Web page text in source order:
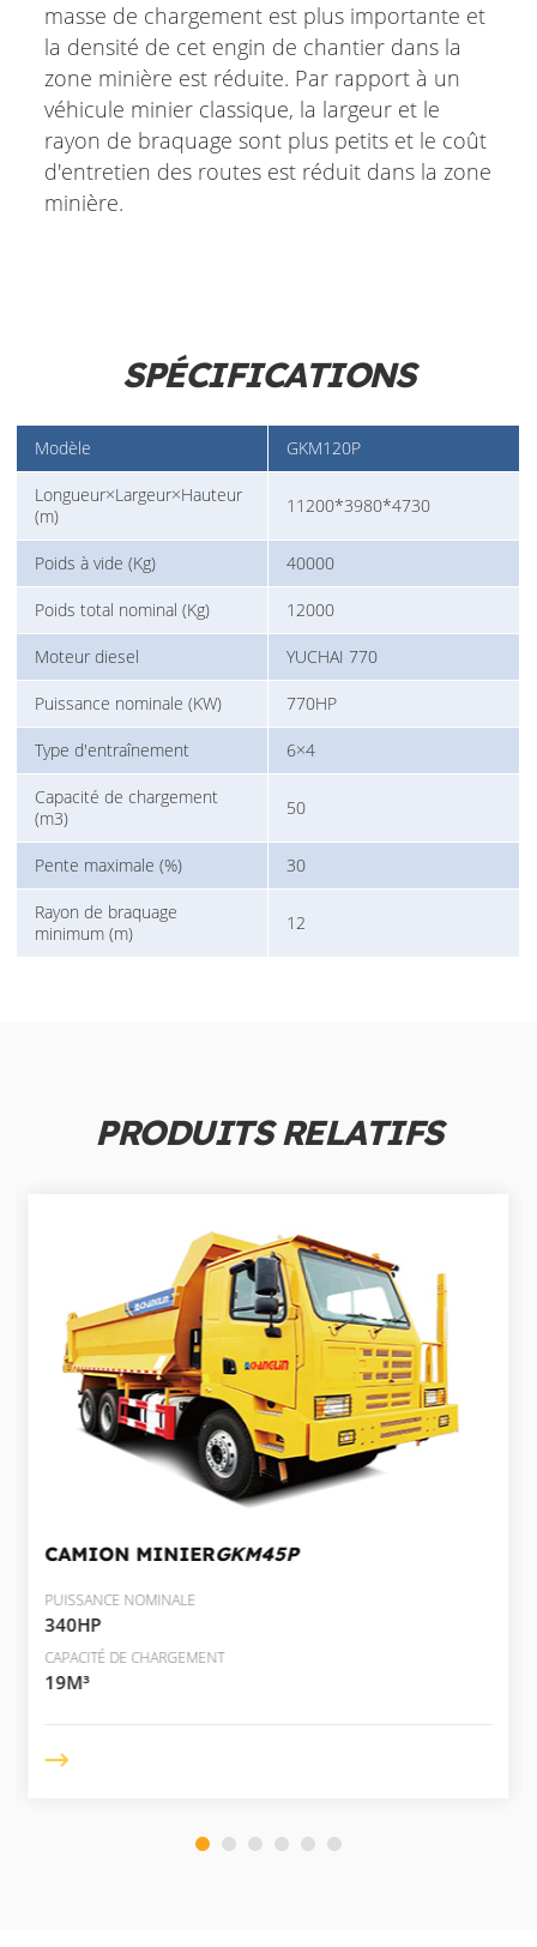
masse de chargement est plus importante et
la densité de cet engin de chantier dans la
zone minière est réduite. Par rapport à un
véhicule minier classique, la largeur et le
rayon de braquage sont plus petits et le coût
d'entretien des routes est réduit dans la zone
minière.
SPÉCIFICATIONS
Modèle GKM120P
Longueur×Largeur×Hauteur
(m)
11200*3980*4730
Poids à vide (Kg) 40000
Poids total nominal (Kg) 12000
Moteur diesel YUCHAI 770
Puissance nominale (KW) 770HP
Type d'entraînement 6×4
Capacité de chargement
(m3)
50
Pente maximale (%) 30
Rayon de braquage
minimum (m)
12
PRODUITS RELATIFS
CAMION MINIERGKM45P
PUISSANCE NOMINALE
340HP
CAPACITÉ DE CHARGEMENT
19M³